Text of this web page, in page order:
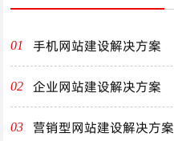
01 手机网站建设解决方案
02 企业网站建设解决方案
03 营销型网站建设解决方案